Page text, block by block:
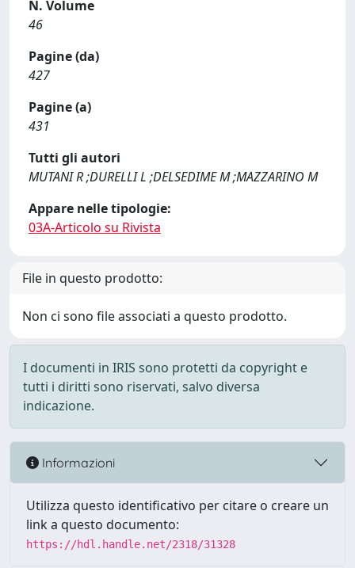
N. Volume
46
Pagine (da)
427
Pagine (a)
431
Tutti gli autori
MUTANI R ;DURELLI L ;DELSEDIME M ;MAZZARINO M
Appare nelle tipologie:
03A-Articolo su Rivista
File in questo prodotto:
Non ci sono file associati a questo prodotto.
I documenti in IRIS sono protetti da copyright e
tutti i diritti sono riservati, salvo diversa
indicazione.
Informazioni
Utilizza questo identificativo per citare o creare un
link a questo documento:
https://hdl.handle.net/2318/31328